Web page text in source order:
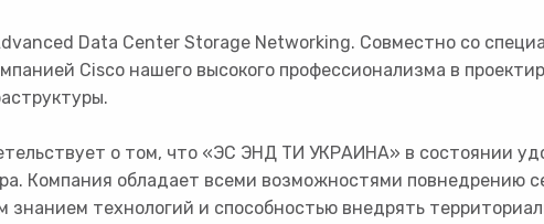
Data Center Storage Networking. Совместно со
Cisco нашего высокого профессионализма в
о том, что «ЭС ЭНД ТИ УКРАИНА» в состоянии
Компания обладает всеми возможностями повнедрению
знанием технологий и способностью внедрять